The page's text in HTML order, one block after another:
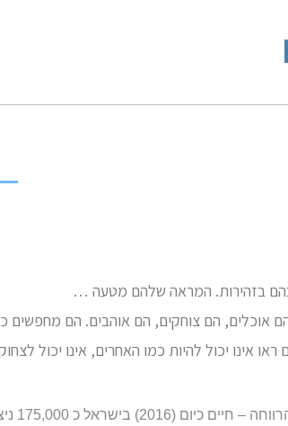
בזהירות. המראה שלהם מטעה …
אוכלים, הם צוחקים, הם אוהבים. הם
אינו יכול להיות כמו האחרים, אינו יכול
בישראל כ 175,000 ניצולי שואה.